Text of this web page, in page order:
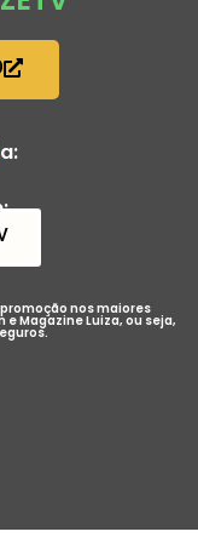
nos maiores
Magazine Luiza, ou seja,